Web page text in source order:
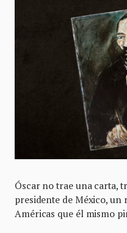
Óscar no trae una carta,
presidente de México, un
Américas que él mismo